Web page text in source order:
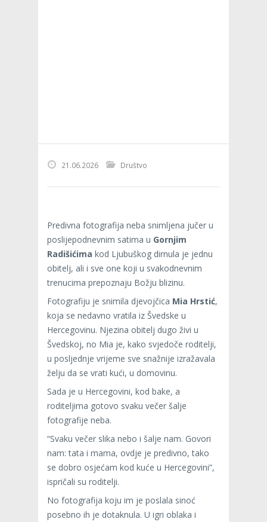
21.06.2026 Društvo
Predivna fotografija neba snimljena jučer u
poslijepodnevnim satima u Gornjim
Radišićima kod Ljubuškog dirnula je jednu
obitelj, ali i sve one koji u svakodnevnim
trenucima prepoznaju Božju blizinu.
Fotografiju je snimila djevojčica Mia Hrstić,
koja se nedavno vratila iz Švedske u
Hercegovinu. Njezina obitelj dugo živi u
Švedskoj, no Mia je, kako svjedoče roditelji,
u posljednje vrijeme sve snažnije izražavala
želju da se vrati kući, u domovinu.
Sada je u Hercegovini, kod bake, a
roditeljima gotovo svaku večer šalje
fotografije neba.
“Svaku večer slika nebo i šalje nam. Govori
nam: tata i mama, ovdje je predivno, tako
se dobro osjećam kod kuće u Hercegovini”,
ispričali su roditelji.
No fotografija koju im je poslala sinoć
posebno ih je dotaknula. U igri oblaka i